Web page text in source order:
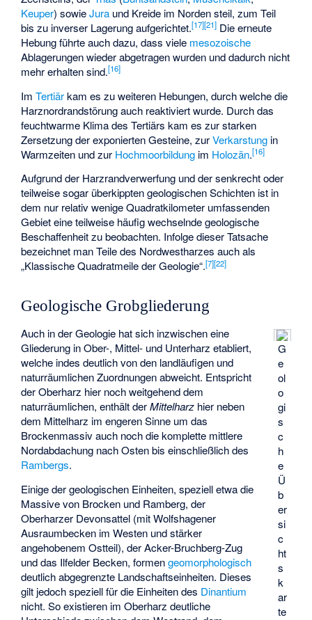
Keuper) sowieJura und Kreide im Norden steil, zum Teil
bis zu inverser Lagerung aufgerichtet.[17][21] Die erneute
Hebung führte auch dazu, dass viele mesozoische
Ablagerungen wieder abgetragen wurden und dadurch nicht
mehr erhalten sind.[16]
ImTertiärkam es zu weiteren Hebungen, durch welche die
Harznordrandstörung auch reaktiviert wurde. Durch das
feuchtwarme Klima des Tertiärs kam es zur starken
Zersetzung der exponierten Gesteine, zurVerkarstung in
Warmzeiten und zur Hochmoorbildung im Holozän.[16]
Aufgrund der Harzrandverwerfung und der senkrecht oder
teilweise sogar überkippten geologischen Schichten ist in
dem nur relativ wenige Quadratkilometer umfassenden
Gebiet eine teilweise häufig wechselnde geologische
Beschaffenheit zu beobachten. Infolge dieser Tatsache
bezeichnet man Teile des Nordwestharzes auch als
„Klassische Quadratmeile der Geologie“.[7][22]
Geologische Grobgliederung
G
e
ol
o
gi
s
c
h
e
Ü
b
er
si
c
ht
s
k
ar
te
Auch in der Geologie hat sich inzwischen eine
Gliederung in Ober-, Mittel- und Unterharz etabliert,
welche indes deutlich von den landläufigen und
naturräumlichen Zuordnungen abweicht. Entspricht
der Oberharz hier noch weitgehend dem
naturräumlichen, enthält derMittelharz hier neben
dem Mittelharz im engeren Sinne um das
Brockenmassiv auch noch die komplette mittlere
Nordabdachung nach Osten bis einschließlich des
Rambergs.
Einige der geologischen Einheiten, speziell etwa die
Massive von Brocken und Ramberg, der
Oberharzer Devonsattel (mit Wolfshagener
Ausraumbecken im Westen und stärker
angehobenem Ostteil), der Acker-Bruchberg-Zug
und das Ilfelder Becken, formengeomorphologisch
deutlich abgegrenzte Landschaftseinheiten. Dieses
gilt jedoch speziell für die Einheiten des Dinantium
nicht. So existieren im Oberharz deutliche